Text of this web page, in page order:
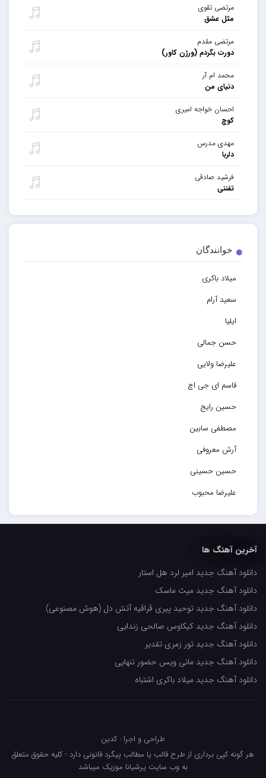
مرتضی تقوی
مثل عشق
مرتضی مقدم
دورت بگردم (ورژن کاور)
محمد ام آر
دنیای من
احسان خواجه امیری
کوچ
مهدی مدرس
دلربا
فرشید صادقی
تفننی
خوانندگان
میلاد باکری
سعید آرام
ایلیا
حسن جمالی
علیرضا ولایی
قاسم ای جی اچ
حسین رایج
مصطفی سابین
آرش معروفی
حسین حسینی
علیرضا محبوب
حسین حصارکی
کاپیتان
مجید رضوی
رضا مرانلو
امیر عرفانی
رضا صادقی
سعید شمس
مهرزاد اسفندیاری
آخرین آهنگ ها
دانلود آهنگ جدید امیر لرد هل استار
دانلود آهنگ جدید میث ماسک
دانلود آهنگ جدید توحید پیری قراقیه آتش دل (هوش مصنوعی)
دانلود آهنگ جدید کیکاوس صالحی زندایی
دانلود آهنگ جدید تور زمری تقدیر
دانلود آهنگ جدید مانی ویس حضور تنهایی
دانلود آهنگ جدید میلاد باکری اشتباه
طراحی و اجرا : کدین
هر گونه کپی برداری از طرح قالب یا مطالب پیگرد قانونی دارد - کلیه حقوق متعلق
به وب سایت پرشیانا موزیک میباشد